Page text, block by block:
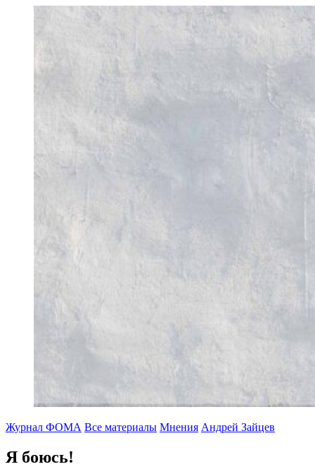
Журнал ФОМА Все материалы Мнения Андрей Зайцев
Я боюсь!